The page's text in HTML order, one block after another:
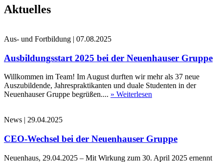
Aktuelles
Aus- und Fortbildung | 07.08.2025
Ausbildungsstart 2025 bei der Neuenhauser Gruppe
Willkommen im Team! Im August durften wir mehr als 37 neue
Auszubildende, Jahrespraktikanten und duale Studenten in der
Neuenhauser Gruppe begrüßen.... » Weiterlesen
News | 29.04.2025
CEO-Wechsel bei der Neuenhauser Gruppe
Neuenhaus, 29.04.2025 – Mit Wirkung zum 30. April 2025 ernennt